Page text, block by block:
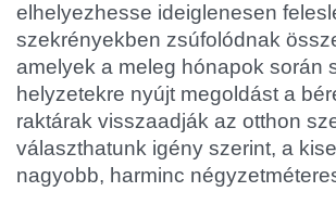
elhelyezhesse ideiglenesen
szekrényekben zsúfolódnak
amelyek a meleg hónapok során
helyzetekre nyújt megoldást a
raktárak visszaadják az otthon
választhatunk igény szerint, a
nagyobb, harminc